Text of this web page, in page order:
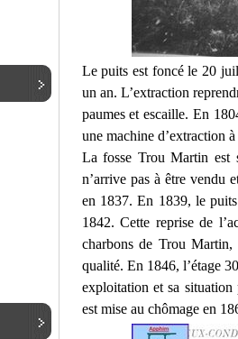
Le puits est foncé le 20
un an. L’extraction
paumes et escaille. En
une machine d’extraction
La fosse Trou Martin est
n’arrive pas à être vendu
en 1837. En 1839, le puits
1842. Cette reprise de
charbons de Trou
qualité. En 1846, l’étage
exploitation et sa
est mise au chômage en